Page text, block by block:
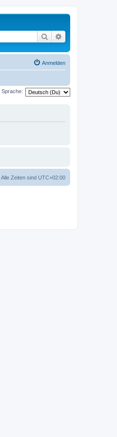
Suche
Anmelden
Sprache:
Alle Zeiten sind UTC+02:00